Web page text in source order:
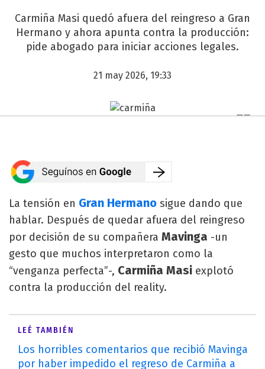
Carmiña Masi quedó afuera del reingreso a Gran
Hermano y ahora apunta contra la producción:
pide abogado para iniciar acciones legales.
21 may 2026, 19:33
La tensión en Gran Hermano sigue dando que
hablar. Después de quedar afuera del reingreso
por decisión de su compañera Mavinga -un
gesto que muchos interpretaron como la
“venganza perfecta”-, Carmiña Masi explotó
contra la producción del reality.
LEÉ TAMBIÉN
Los horribles comentarios que recibió Mavinga
por haber impedido el regreso de Carmiña a